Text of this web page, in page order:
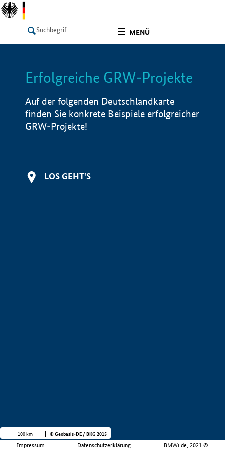
MENÜ
LISTE Info
Erfolgreiche GRW-Projekte
Auf der folgenden Deutschlandkarte
finden Sie konkrete Beispiele erfolgreicher
GRW-Projekte!
LOS GEHT'S
Impressum Datenschutzerklärung BMWi.de, 2021 ©
100 km © Geobasis-DE / BKG 2015